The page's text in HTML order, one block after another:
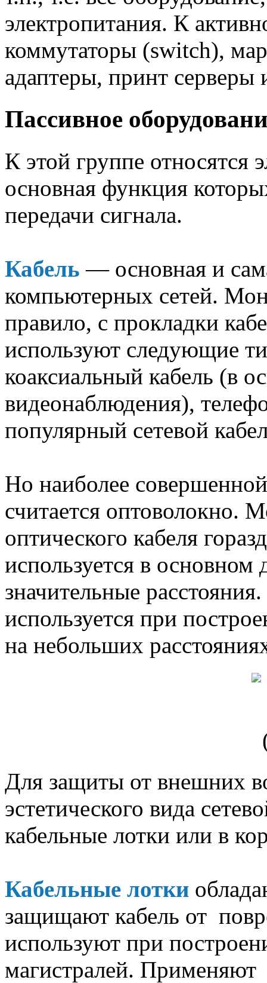
электропитания. К
коммутаторы (switch),
адаптеры, принт серверы
Пассивное
К этой группе
основная функция
передачи сигнала.
Кабель — основная и
компьютерных сетей.
правило, с прокладки
используют следующие
коаксиальный кабель (в
видеонаблюдения),
популярный сетевой
Но наиболее
считается оптоволокно.
оптического кабеля
используется в
значительные
используется при
на небольших
Для защиты от внешних
эстетического вида
кабельные лотки или в
Кабельные лотки
защищают кабель от
используют при
магистралей.